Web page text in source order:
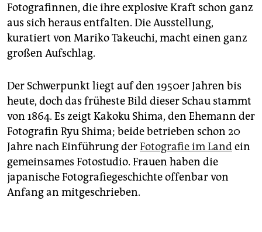
Fotografinnen, die ihre explosive Kraft schon ganz
aus sich heraus entfalten. Die Ausstellung,
kuratiert von Mariko Takeuchi, macht einen ganz
großen Aufschlag.
Der Schwerpunkt liegt auf den 1950er Jahren bis
heute, doch das früheste Bild dieser Schau stammt
von 1864. Es zeigt Kakoku Shima, den Ehemann der
Fotografin Ryu Shima; beide betrieben schon 20
Jahre nach Einführung derFotografie im Landein
gemeinsames Fotostudio. Frauen haben die
japanische Fotografie­geschichte offenbar von
Anfang an mitgeschrieben.